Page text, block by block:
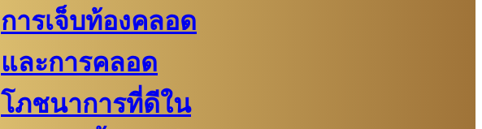
การเจ็บท้องคลอด
และการคลอด
โภชนาการที่ดีใน